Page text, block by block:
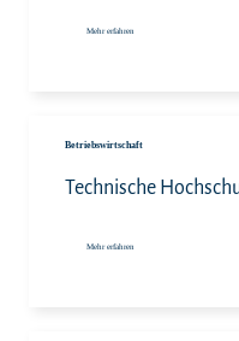
Mehr erfahren
Betriebswirtschaft
Technische
Mehr erfahren